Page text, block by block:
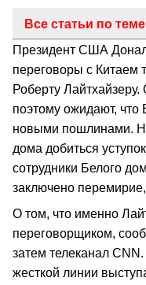
Все статьи по теме
Президент США
переговоры с Китаем
Роберту
поэтому ожидают, что
новыми пошлинами.
дома добиться
сотрудники Белого
заключено
О том, что именно
переговорщиком,
затем телеканал
жесткой линии